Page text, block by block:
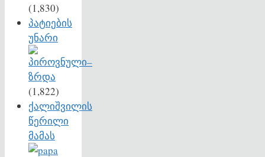
(1,830)
პატიების
უნარი
(1,822)
ქალიშვილის
წერილი
მამას